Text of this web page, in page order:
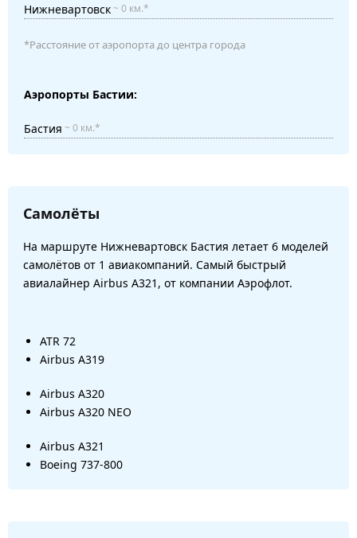
Нижневартовск~ 0 км.*
*Расстояние от аэропорта до центра города
Аэропорты Бастии:
Бастия ~ 0 км.*
Самолёты
На маршруте Нижневартовск Бастия летает 6 моделей
самолётов от 1 авиакомпаний. Самый быстрый
авиалайнер Airbus A321, от компании Аэрофлот.
ATR 72
Airbus A319
Airbus A320
Airbus A320 NEO
Airbus A321
Boeing 737-800